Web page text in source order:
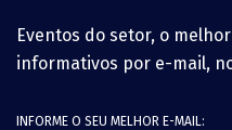
Eventos do setor, o
informativos por e-mail,
INFORME O SEU MELHOR E-MAIL: